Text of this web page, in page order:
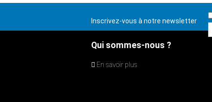
Inscrivez-vous à notre newsletter
Qui sommes-nous ?
En savoir plus